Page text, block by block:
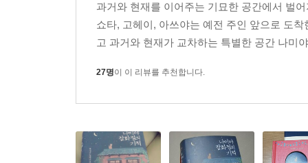
“뭔가 설명은 잘 못하겠지만…….” 고헤이가 우물
“지금까지 살아오면서 오늘 밤 처음으로 남에게
■ 히가시노 게이고가 들려주는 가슴 훈훈한 이야기
과거와 현재를 이어주는 기묘한 공간에서 벌
쇼타, 고헤이, 아쓰야는 예전 주인 앞으로 도
고 과거와 현재가 교차하는 특별한 공간 나미
27명이 이 리뷰를 추천합니다.